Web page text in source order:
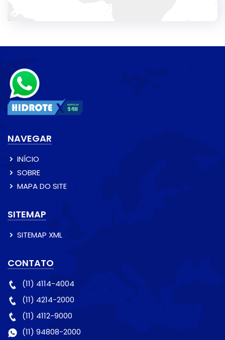
NAVEGAR
INÍCIO
SOBRE
MAPA DO SITE
SITEMAP
SITEMAP XML
CONTATO
(11) 4114-4004
(11) 4214-2000
(11) 4112-9000
(11) 94808-2000